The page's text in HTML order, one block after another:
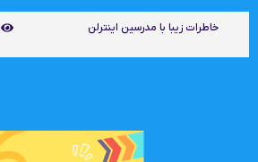
خاطرات زیبا با مدرسین اینترلن